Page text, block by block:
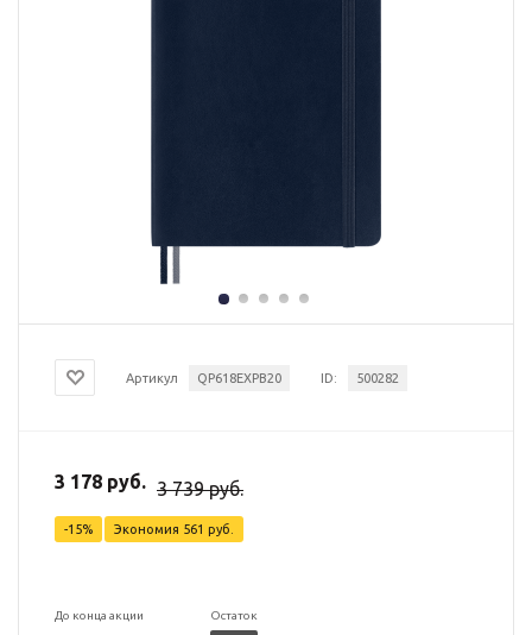
Артикул QP618EXPB20 ID: 500282
3 178 руб. 3 739 руб.
-15% Экономия 561 руб.
До конца акции Остаток